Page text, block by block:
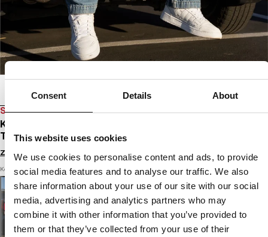
Consent Details About
This website uses cookies
We use cookies to personalise content and ads, to provide
social media features and to analyse our traffic. We also
share information about your use of our site with our social
media, advertising and analytics partners who may
combine it with other information that you’ve provided to
them or that they’ve collected from your use of their
SALE
KURTKA PRZEJŚCIOWA Z KAPTUREM ATHLETIC
TAPE
Zaloguj się by zobaczyć ceny
Kolor: red